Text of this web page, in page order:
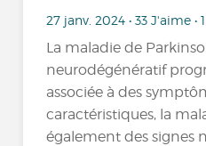
27 janv. 2024 • 33 J'aime
La maladie de
neurodégénératif
associée à des
caractéristiques, la
également des signes